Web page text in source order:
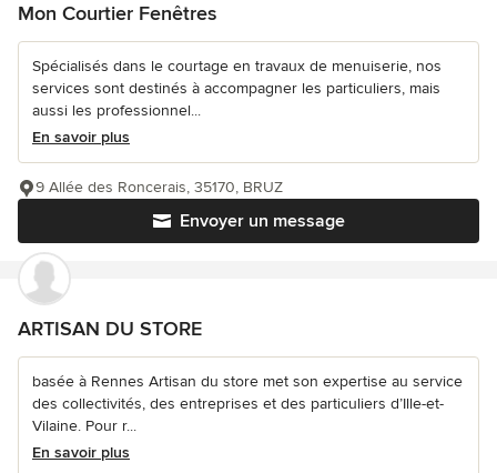
Mon Courtier Fenêtres
Spécialisés dans le courtage en travaux de menuiserie, nos
services sont destinés à accompagner les particuliers, mais
aussi les professionnel...
En savoir plus
Envoyer un message
9 Allée des Roncerais, 35170, BRUZ
ARTISAN DU STORE
basée à Rennes Artisan du store met son expertise au service
des collectivités, des entreprises et des particuliers d’Ille-et-
Vilaine. Pour r...
En savoir plus